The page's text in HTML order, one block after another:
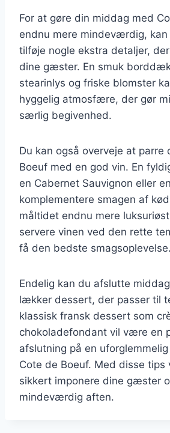
For at gøre din middag med
endnu mere mindeværdig,
tilføje nogle ekstra detaljer,
dine gæster. En smuk
stearinlys og friske blomster
hyggelig atmosfære, der gør
særlig begivenhed.
Du kan også overveje at parre
Boeuf med en god vin. En
en Cabernet Sauvignon eller
komplementere smagen af
måltidet endnu mere
servere vinen ved den rette
få den bedste smagsoplevelse.
Endelig kan du afslutte
lækker dessert, der passer til
klassisk fransk dessert som
chokoladefondant vil være en
afslutning på en
Cote de Boeuf. Med disse tips
sikkert imponere dine gæster
mindeværdig aften.